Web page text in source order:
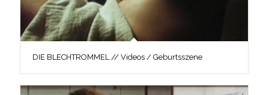
DIE BLECHTROMMEL // Videos / Geburtsszene